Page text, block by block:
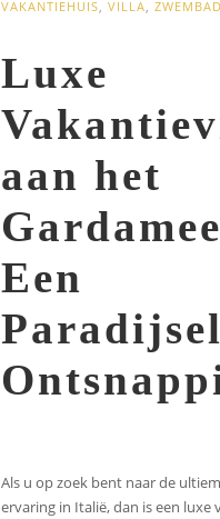
VAKANTIEHUIS ,VILLA ,ZWEMBAD
Luxe
aan het
Een
Als u op zoek bent naar de
ervaring in Italië, dan is een luxe